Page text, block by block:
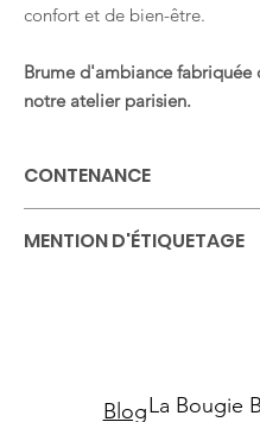
confort et de bien-être.
Brume d'ambiance fabriquée
notre atelier parisien.
CONTENANCE
MENTION D'ÉTIQUETAGE
Toxique pour les organismes
La Bougie
Blog